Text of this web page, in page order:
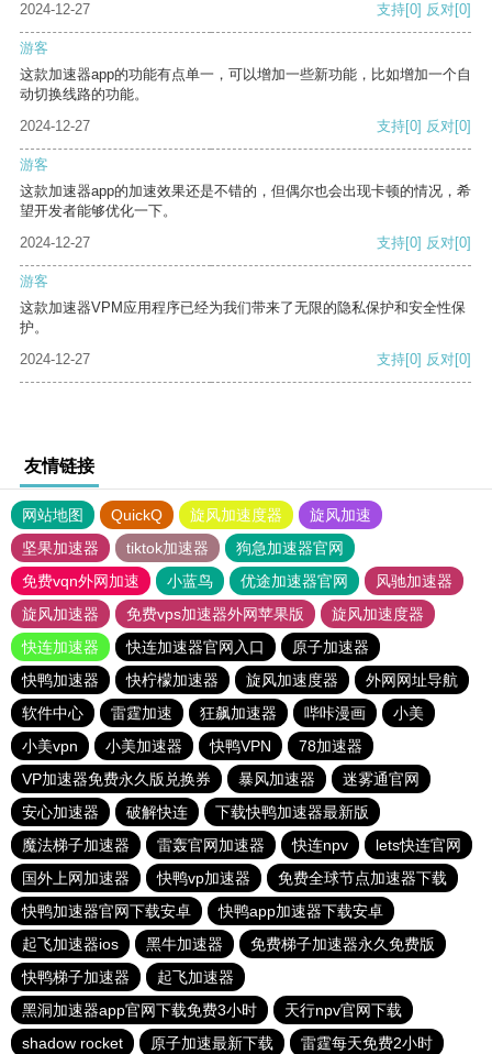
2024-12-27 支持[0] 反对[0]
游客
这款加速器app的功能有点单一，可以增加一些新功能，比如增加一个自
动切换线路的功能。
2024-12-27
支持[0] 反对[0]
游客
这款加速器app的加速效果还是不错的，但偶尔也会出现卡顿的情况，希
望开发者能够优化一下。
2024-12-27
支持[0] 反对[0]
游客
这款加速器VPM应用程序已经为我们带来了无限的隐私保护和安全性保
护。
2024-12-27
支持[0] 反对[0]
友情链接
网站地图 QuickQ 旋风加速度器
旋风加速
坚果加速器
tiktok加速器
狗急加速器官网
免费vqn外网加速
小蓝鸟 优途加速器官网
风驰加速器
旋风加速器
免费vps加速器外网苹果版
旋风加速度器
快连加速器
快连加速器官网入口
原子加速器
快鸭加速器
快柠檬加速器 旋风加速度器
外网网址导航
软件中心
雷霆加速 狂飙加速器 哔咔漫画
小美
小美vpn
小美加速器 快鸭VPN
78加速器
VP加速器免费永久版兑换券
暴风加速器
迷雾通官网
安心加速器
破解快连
下载快鸭加速器最新版
魔法梯子加速器
雷轰官网加速器 快连npv
lets快连官网
国外上网加速器
快鸭vp加速器
免费全球节点加速器下载
快鸭加速器官网下载安卓
快鸭app加速器下载安卓
起飞加速器ios
黑牛加速器
免费梯子加速器永久免费版
快鸭梯子加速器
起飞加速器
黑洞加速器app官网下载免费3小时
天行npv官网下载
shadow rocket
原子加速最新下载 雷霆每天免费2小时